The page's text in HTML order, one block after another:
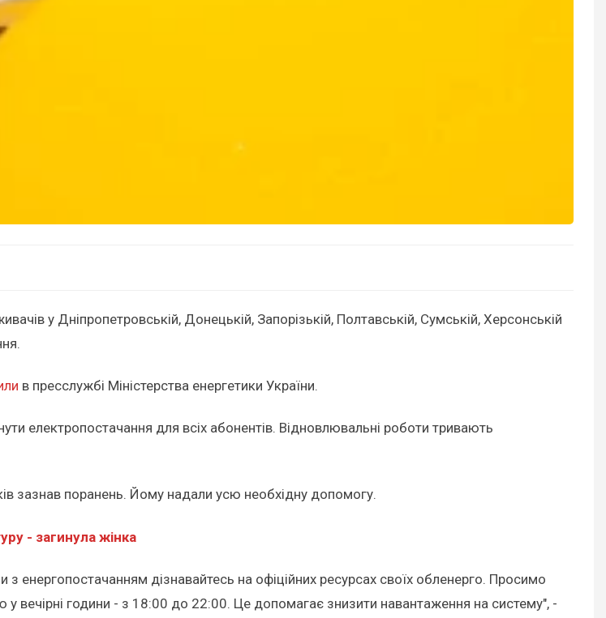
у Дніпропетровській, Донецькій, Запорізькій, Полтавській, Сумській, Херсонській
в пресслужбі Міністерства енергетики України.
електропостачання для всіх абонентів. Відновлювальні роботи тривають
зазнав поранень. Йому надали усю необхідну допомогу.
- загинула жінка
енергопостачанням дізнавайтесь на офіційних ресурсах своїх обленерго. Просимо
вечірні години - з 18:00 до 22:00. Це допомагає знизити навантаження на систему", -